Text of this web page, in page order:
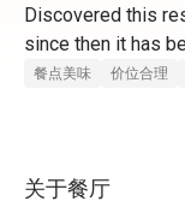
Discovered this
since then it has
restaurant. The
Chinese taste,
empty and feel
餐点美味 价位合理
关于餐厅